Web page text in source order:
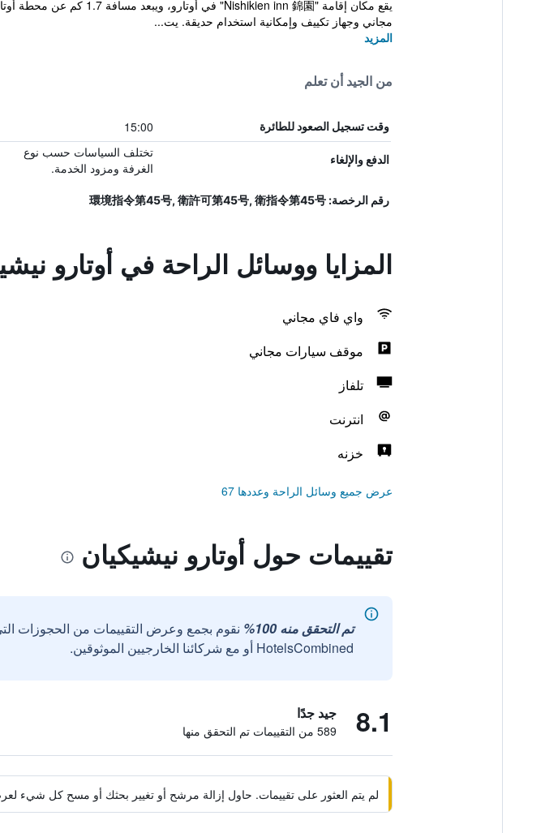
مجاني وجهاز تكييف وإمكانية استخدام حديقة. يت...
المزيد
من الجيد أن تعلم
وقت تسجيل الصعود للطائرة 15:00
الدفع والإلغاء
تختلف السياسات حسب نوع
الغرفة ومزود الخدمة.
رقم الرخصة: 環境指令第45号, 衛許可第45号, 衛指令第45号
المزايا ووسائل الراحة في أوتارو
واي فاي مجاني
موقف سيارات مجاني
تلفاز
انترنت
خزنه
عرض جميع وسائل الراحة وعددها 67
تقييمات حول أوتارو نيشيكيان
تم التحقق منه 100%
نقوم بجمع وعرض التقييمات من الحجوزات
HotelsCombined أو مع شركائنا الخارجيين الموثوقين.
8.1 جيد جدًا
589 من التقييمات تم التحقق منها
لم يتم العثور على تقييمات. حاول إزالة مرشح أو تغيير بحثك أو مسح كل شيء